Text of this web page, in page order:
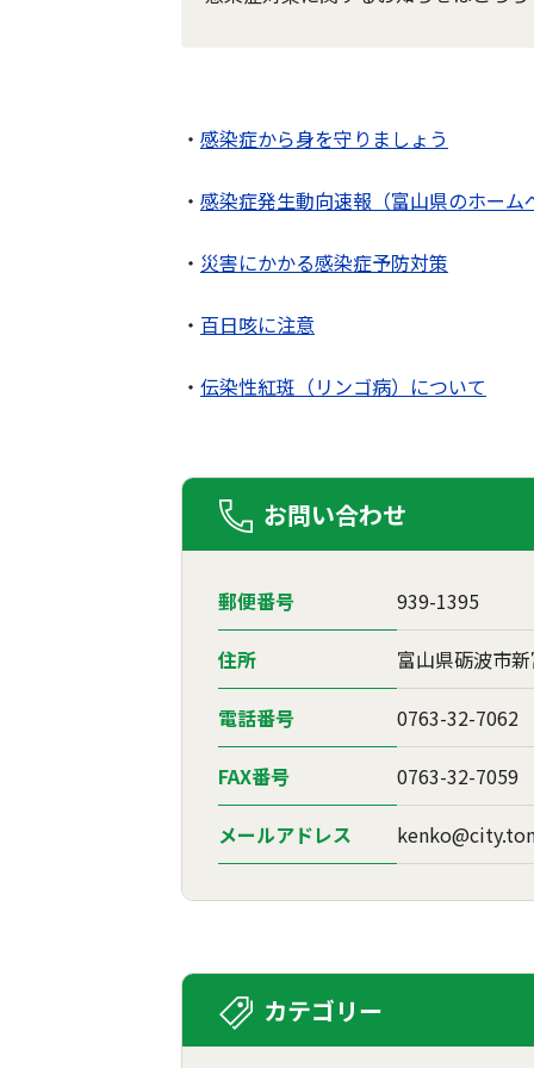
・ 感染症から身を守りましょう
・ 感染症発生動向速報（富山県のホーム
・ 災害にかかる感染症予防対策
・ 百日咳に注意
・ 伝染性紅斑（リンゴ病）について
お問い合わせ
郵便番号 939-1395
住所 富山県砺波市
電話番号 0763-32-7062
FAX番号 0763-32-7059
メールアドレス
カテゴリー